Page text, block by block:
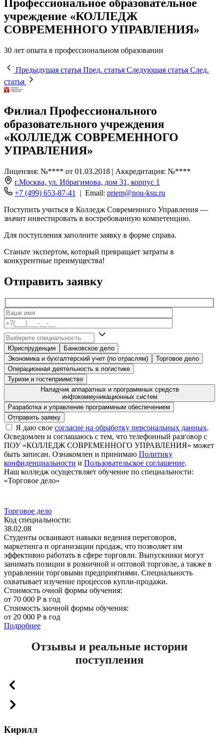
Профессиональное образовательное
учреждение «КОЛЛЕДЖ
СОВРЕМЕННОГО УПРАВЛЕНИЯ»
30 лет опыта в профессиональном образовании
Предыдущая статья Пред. статья Следующая статья След.
статья
Филиал Профессионального
образовательного учреждения
«КОЛЛЕДЖ СОВРЕМЕННОГО
УПРАВЛЕНИЯ»
Лицензия: №**** от 01.03.2018 | Аккредитация: №****
г.Москва, ул. Ибрагимова, дом 31, корпус 1
+7 (499) 653-87-41
| Email: priem@nou-ksu.ru
Поступить учиться в Колледж Современного Управления —
значит инвестировать в востребованную компетенцию.
Для поступления заполните заявку в форме справа.
Станьте экспертом, который превращает затраты в
конкурентные преимущества!
Отправить заявку
Юриспруденция
Банковское дело
Экономика и бухгалтерский учет (по отраслям)
Торговое дело
Операционная деятельность в логистике
Туризм и гостеприимство
Наладчик аппаратных и программных средств
инфокоммуникационных систем
Разработка и управление программным обеспечением
Я даю свое согласие на обработку персональных данных.
Осведомлен и соглашаюсь с тем, что телефонный разговор с
ПОУ «КОЛЛЕДЖ СОВРЕМЕННОГО УПРАВЛЕНИЯ» может
быть записан. Ознакомлен и принимаю Политику
конфиденциальности и Пользовательское соглашение.
Наш колледж осуществляет обучение по специальности:
«Торговое дело»
Торговое дело
Код специальности:
38.02.08
Студенты осваивают навыки ведения переговоров,
маркетинга и организации продаж, что позволяет им
эффективно работать в сфере торговли. Выпускники могут
занимать позиции в розничной и оптовой торговле, а также в
управлении торговыми предприятиями. Специальность
охватывает изучение процессов купли-продажи.
Стоимость очной формы обучения:
от 70 000 Р в год
Стоимость заочной формы обучения:
от 20 000 Р в год
Подробнее
Отзывы и реальные истории
поступления
Кирилл